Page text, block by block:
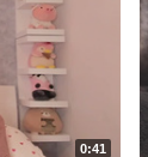
0:41